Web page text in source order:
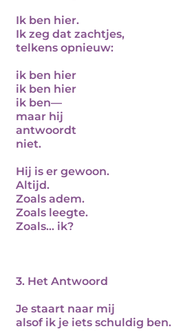
Ik ben hier.
Ik zeg dat zachtjes,
telkens opnieuw:
ik ben hier
ik ben hier
ik ben—
maar hij
antwoordt
niet.
Hij is er gewoon.
Altijd.
Zoals adem.
Zoals leegte.
Zoals… ik?
3. Het Antwoord
Je staart naar mij
alsof ik je iets schuldig ben.